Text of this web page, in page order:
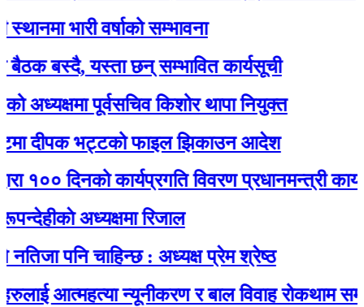
भारी वर्षाको सम्भावना
बस्दै, यस्ता छन् सम्भावित कार्यसूची
पूर्वसचिव किशोर थापा नियुक्त
दीपक भट्टको फाइल झिकाउन आदेश
१०० दिनको कार्यप्रगति विवरण प्रधानमन्त्री
अध्यक्षमा रिजाल
पनि चाहिन्छ : अध्यक्ष प्रेम श्रेष्ठ
आत्महत्या न्यूनीकरण र बाल विवाह रोकथाम